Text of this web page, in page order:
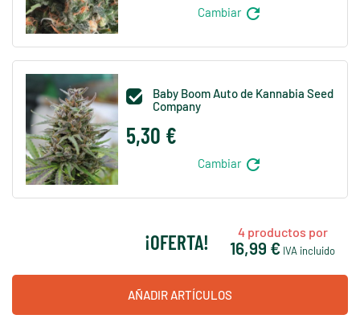
Cambiar refresh

Baby Boom Auto de Kannabia Seed
Company
5,30 €
Cambiar refresh
¡OFERTA! 4productos por
16,99 € IVA incluido
AÑADIR ARTÍCULOS